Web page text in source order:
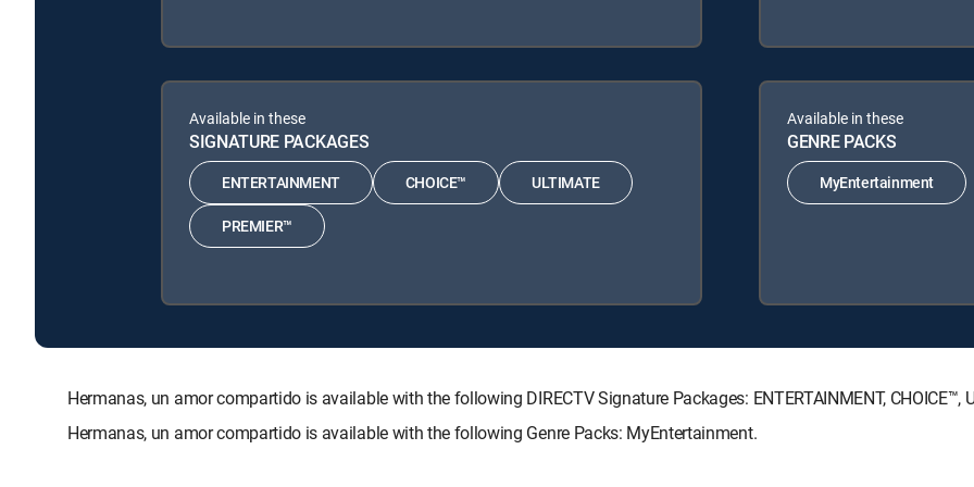
Available in these
SIGNATURE PACKAGES
ENTERTAINMENT CHOICE™ ULTIMATE
PREMIER™
Available in these
GENRE PACKS
MyEntertainment
Hermanas, un amor compartido is available with the following DIRECTV Signature Packages: ENTERTAINMENT, CHOICE™,
Hermanas, un amor compartido is available with the following Genre Packs: MyEntertainment.